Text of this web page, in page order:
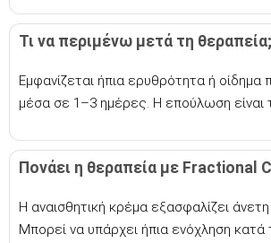
Τι να περιμένω μετά τη θεραπεία;
Εμφανίζεται ήπια ερυθρότητα ή οίδημα
μέσα σε 1–3 ημέρες. Η επούλωση είναι
Πονάει η θεραπεία με Fractional
Η αναισθητική κρέμα εξασφαλίζει
Μπορεί να υπάρχει ήπια ενόχληση κατά